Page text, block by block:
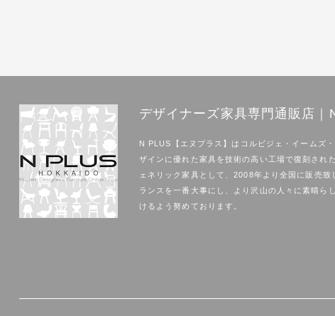
デザイナーズ家具専門通販店｜
N PLUS【エヌプラス】はコルビジェ・イームズ
ザインに優れた家具を技術の高い工場で復刻され
ェネリック家具として、2008年より全国に販売
ランスを一番大事にし、より沢山の人々に素晴ら
けるよう努めております。